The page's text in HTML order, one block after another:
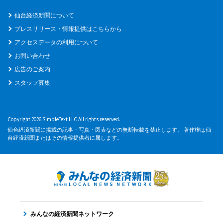
仙台経済新聞について
プレスリリース・情報提供はこちらから
アクセスデータの利用について
お問い合わせ
広告のご案内
スタッフ募集
Copyright 2026 SimpleText LLC All rights reserved.
仙台経済新聞に掲載の記事・写真・図表などの無断転載を禁止します。 著作権は仙
台経済新聞またはその情報提供者に属します。
みんなの経済新聞ネットワーク